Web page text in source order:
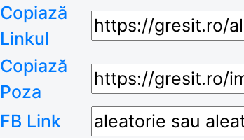
Copiază
Linkul
Copiază
Poza
FB Link